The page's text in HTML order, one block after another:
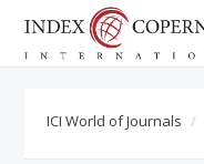
ICI World of Journals